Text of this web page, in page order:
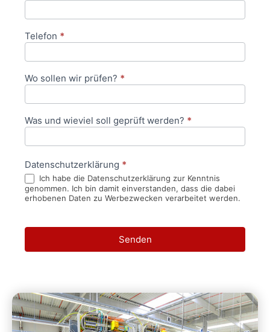
Telefon *
Wo sollen wir prüfen? *
Was und wieviel soll geprüft werden? *
Datenschutzerklärung *
Ich habe die Datenschutzerklärung zur Kenntnis
genommen. Ich bin damit einverstanden, dass die dabei
erhobenen Daten zu Werbezwecken verarbeitet werden.
Senden